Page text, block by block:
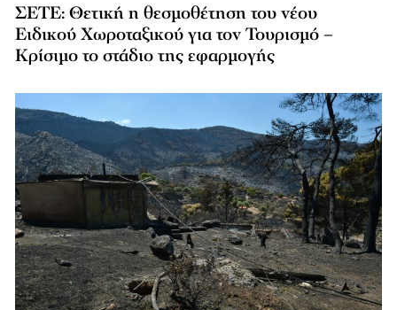
ΣΕΤΕ: Θετική η θεσμοθέτηση του νέου
Ειδικού Χωροταξικού για τον Τουρισμό –
Κρίσιμο το στάδιο της εφαρμογής